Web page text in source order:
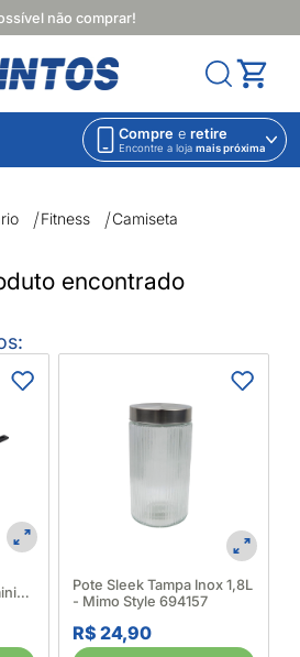
não comprar!
Compre e retire
Encontre a loja mais próxima
Fitness Camiseta
encontrado
Pote Sleek Tampa Inox 1,8L
- Mimo Style 694157
R$ 24,90